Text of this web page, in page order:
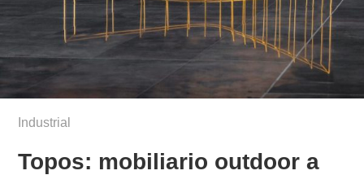
Industrial
Topos: mobiliario outdoor a